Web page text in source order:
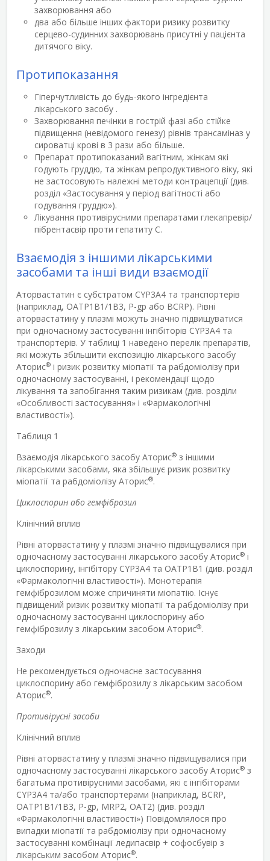
захворювання або
два або більше інших фактори ризику розвитку
серцево-судинних захворювань присутні у пацієнта
дитячого віку.
Протипоказання
Гіперчутливість до будь-якого інгредієнта
лікарського засобу .
Захворювання печінки в гострій фазі або стійке
підвищення (невідомого генезу) рівнів трансаміназ у
сироватці крові в 3 рази або більше.
Препарат протипоказаний вагітним, жінкам які
годують груддю, та жінкам репродуктивного віку, які
не застосовують належні методи контрацепції (див.
розділ «Застосування у період вагітності або
годування груддю»).
Лікування противірусними препаратами глекапревір/
пібрентасвір проти гепатиту С.
Взаємодія з іншими лікарськими
засобами та інші види взаємодії
Аторвастатин є субстратом CYP3A4 та транспортерів
(наприклад, OATP1B1/1B3, P-gp або BCRP). Рівні
аторвастатину у плазмі можуть значно підвищуватися
при одночасному застосуванні інгібіторів CYP3A4 та
транспортерів. У таблиці 1 наведено перелік препаратів,
які можуть збільшити експозицію лікарського засобу
Аторис® і ризик розвитку міопатії та рабдоміолізу при
одночасному застосуванні, і рекомендації щодо
лікування та запобігання таким ризикам (див. розділи
«Особливості застосування» і «Фармакологічні
властивості»).
Таблиця 1
Взаємодія лікарського засобу Аторис® з іншими
лікарськими засобами, яка збільшує ризик розвитку
міопатії та рабдоміолізу Аторис®.
Циклоспорин або гемфіброзил
Клінічний вплив
Рівні аторвастатину у плазмі значно підвищувалися при
одночасному застосуванні лікарського засобу Аторис® і
циклоспорину, інгібітору CYP3A4 та OATP1B1 (див. розділ
«Фармакологічні властивості»). Монотерапія
гемфіброзилом може спричиняти міопатію. Існує
підвищений ризик розвитку міопатії та рабдоміолізу при
одночасному застосуванні циклоспорину або
гемфіброзилу з лікарським засобом Аторис®.
Заходи
Не рекомендується одночасне застосування
циклоспорину або гемфіброзилу з лікарським засобом
Аторис®.
Противірусні засоби
Клінічний вплив
Рівні аторвастатину у плазмі значно підвищувалися при
одночасному застосуванні лікарського засобу Аторис® з
багатьма противірусними засобами, які є інгібіторами
CYP3A4 та/або транспортерами (наприклад, BCRP,
OATP1B1/1B3, P-gp, MRP2, OAT2) (див. розділ
«Фармакологічні властивості») Повідомлялося про
випадки міопатії та рабдоміолізу при одночасному
застосуванні комбінації ледипасвір + софосбувір з
лікарським засобом Аторис®.